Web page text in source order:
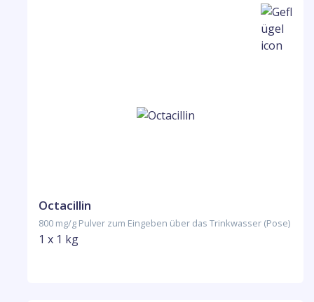
Octacillin
800 mg/g Pulver zum Eingeben über das Trinkwasser (Pose)
1 x 1 kg